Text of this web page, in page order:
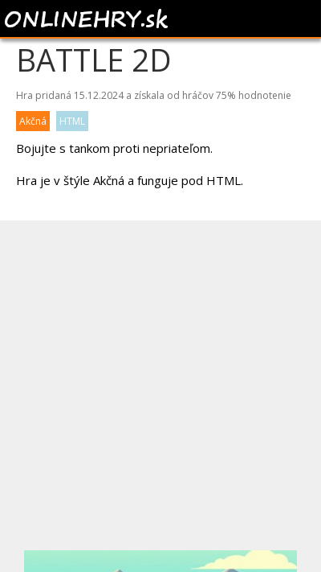
TANK FURY: BOSS
BATTLE 2D
Hra pridaná 15.12.2024 a získala od hráčov75% hodnotenie
Akčná
HTML
Bojujte s tankom proti nepriateľom.
Hra je v štýle Akčná a funguje pod HTML.